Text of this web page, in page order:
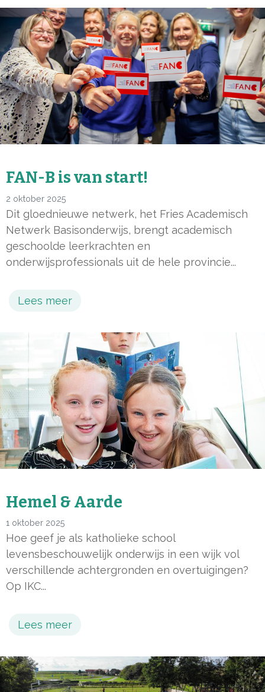
FAN-B is van start!
2 oktober 2025
Dit gloednieuwe netwerk, het Fries Academisch
Netwerk Basisonderwijs, brengt academisch
geschoolde leerkrachten en
onderwijsprofessionals uit de hele provincie...
Lees meer
Hemel & Aarde
1 oktober 2025
Hoe geef je als katholieke school
levensbeschouwelijk onderwijs in een wijk vol
verschillende achtergronden en overtuigingen?
Op IKC...
Lees meer